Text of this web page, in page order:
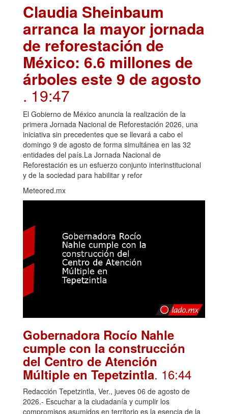
Claudia Sheinbaum
arranca la mayor jornada
de reforestación de
México: 6.6 millones de
árboles este 9 de agosto
. 19:47
El Gobierno de México anuncia la realización de la
primera Jornada Nacional de Reforestación 2026, una
iniciativa sin precedentes que se llevará a cabo el
domingo 9 de agosto de forma simultánea en las 32
entidades del país.La Jornada Nacional de
Reforestación es un esfuerzo conjunto interinstitucional
y de la sociedad para habilitar y refor
Meteored.mx
Gobernadora Rocío Nahle
cumple con la construcción
del Centro de Atención
Múltiple en Tepetzintla. 16:44
Redacción Tepetzintla, Ver., jueves 06 de agosto de
2026.- Escuchar a la ciudadanía y cumplir los
compromisos asumidos en territorio es la esencia de la